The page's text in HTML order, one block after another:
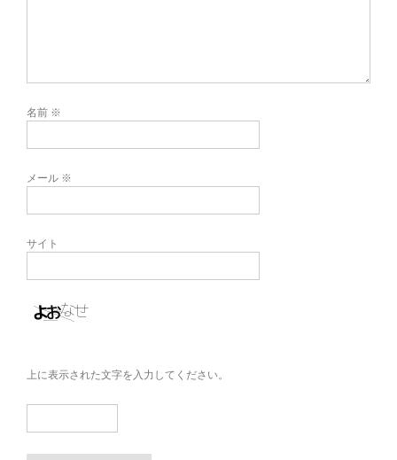
名前 ※
メール ※
サイト
上に表示された文字を入力してください。